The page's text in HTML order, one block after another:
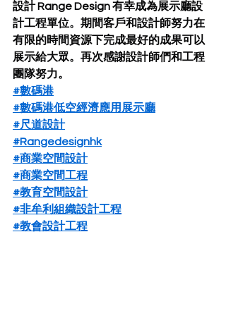
設計 Range Design 有幸成為展示廳設
計工程單位。期間客戶和設計師努力在
有限的時間資源下完成最好的成果可以
展示給大眾。再次感謝設計師們和工程
團隊努力。
#數碼港
#數碼港低空經濟應用展示廳
#尺道設計
#Rangedesignhk
#商業空間設計
#商業空間工程
#教育空間設計
#非牟利組織設計工程
#教會設計工程